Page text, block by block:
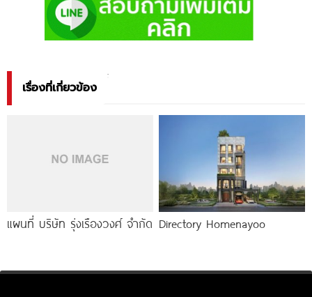
เรื่องที่เกี่ยวข้อง
แผนที่ บริษัท รุ่งเรืองวงศ์ จำกัด Directory Homenayoo